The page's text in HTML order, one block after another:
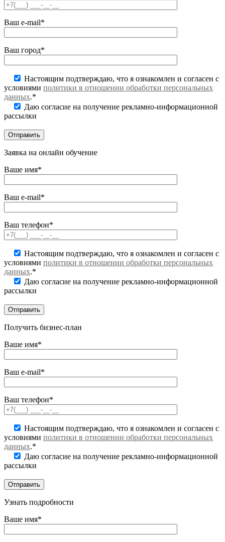
Ваш e-mail*
Ваш город*
Настоящим подтверждаю, что я ознакомлен и согласен с
условиями политики в отношении обработки персональных
данных.*
Даю согласие на получение рекламно-информационной
рассылки
Заявка на онлайн обучение
Ваше имя*
Ваш e-mail*
Ваш телефон*
Настоящим подтверждаю, что я ознакомлен и согласен с
условиями политики в отношении обработки персональных
данных.*
Даю согласие на получение рекламно-информационной
рассылки
Получить бизнес-план
Ваше имя*
Ваш e-mail*
Ваш телефон*
Настоящим подтверждаю, что я ознакомлен и согласен с
условиями политики в отношении обработки персональных
данных.*
Даю согласие на получение рекламно-информационной
рассылки
Узнать подробности
Ваше имя*